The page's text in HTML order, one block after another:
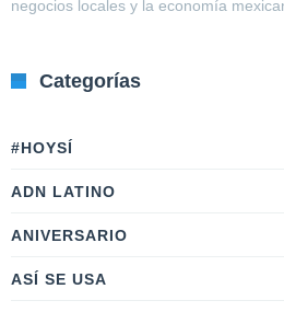
negocios locales y la economía
Categorías
#HOYSÍ
ADN LATINO
ANIVERSARIO
ASÍ SE USA